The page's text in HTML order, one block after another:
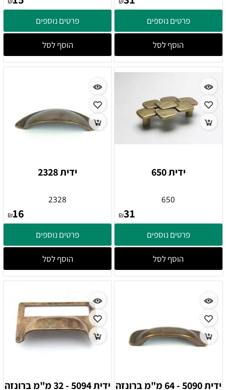
פרטים נוספים
הוסף לסל
פרטים נוספים
הוסף לסל
ידית 650
650
₪31
פרטים נוספים
הוסף לסל
ידית 2328
2328
₪16
פרטים נוספים
הוסף לסל
ידית 5090 - 64 מ"מ ברונזה ידית 5094 - 32 מ"מ ברונזה